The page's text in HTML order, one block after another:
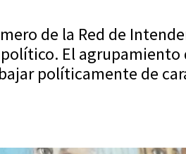
de la Red de
El agrupamiento
políticamente de